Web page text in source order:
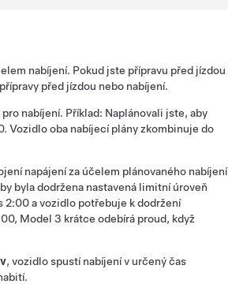
nabíjení. Pokud jste přípravu před jízdou
před jízdou nebo nabíjení.
nabíjení. Příklad: Naplánovali jste, aby
Vozidlo oba nabíjecí plány zkombinuje do
napájení za účelem plánovaného nabíjení
byla dodržena nastavená limitní úroveň
2:00 a vozidlo potřebuje k dodržení
Model 3 krátce odebírá proud, když
, vozidlo spustí nabíjení v určený čas